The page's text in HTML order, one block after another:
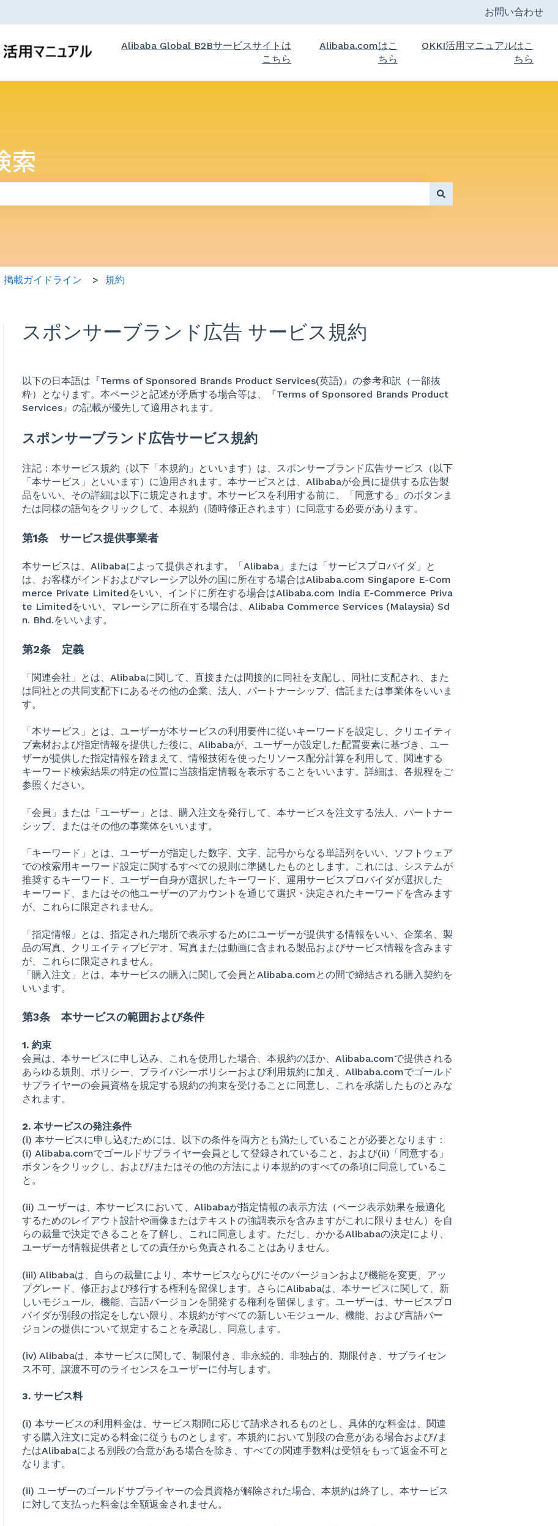
お問い合わせ
Alibaba Global B2Bサービスサイトは
こちら
Alibaba.comはこ
ちら
OKKI活用マニュアルはこ
ちら
索
掲載ガイドライン 規約
スポンサーブランド広告 サービス規約
以下の日本語は『Terms of Sponsored Brands Product Services(英語)』の参考和訳（一部抜
粋）となります。本ページと記述が矛盾する場合等は、『Terms of Sponsored Brands Product
Services』の記載が優先して適用されます。
スポンサーブランド広告サービス規約
注記：本サービス規約（以下「本規約」といいます）は、スポンサーブランド広告サービス（以下
「本サービス」といいます）に適用されます。本サービスとは、Alibabaが会員に提供する広告製
品をいい、その詳細は以下に規定されます。本サービスを利用する前に、「同意する」のボタンま
たは同様の語句をクリックして、本規約（随時修正されます）に同意する必要があります。
第1条 サービス提供事業者
本サービスは、Alibabaによって提供されます。「Alibaba」または「サービスプロバイダ」と
は、お客様がインドおよびマレーシア以外の国に所在する場合はAlibaba.com Singapore E-Com
merce Private Limitedをいい、インドに所在する場合はAlibaba.com India E-Commerce Priva
te Limitedをいい、マレーシアに所在する場合は、Alibaba Commerce Services (Malaysia) Sd
n. Bhd.をいいます。
第2条 定義
「関連会社」とは、Alibabaに関して、直接または間接的に同社を支配し、同社に支配され、また
は同社との共同支配下にあるその他の企業、法人、パートナーシップ、信託または事業体をいいま
す。
「本サービス」とは、ユーザーが本サービスの利用要件に従いキーワードを設定し、クリエイティ
ブ素材および指定情報を提供した後に、Alibabaが、ユーザーが設定した配置要素に基づき、ユー
ザーが提供した指定情報を踏まえて、情報技術を使ったリソース配分計算を利用して、関連する
キーワード検索結果の特定の位置に当該指定情報を表示することをいいます。詳細は、各規程をご
参照ください。
「会員」または「ユーザー」とは、購入注文を発行して、本サービスを注文する法人、パートナー
シップ、またはその他の事業体をいいます。
「キーワード」とは、ユーザーが指定した数字、文字、記号からなる単語列をいい、ソフトウェア
での検索用キーワード設定に関するすべての規則に準拠したものとします。これには、システムが
推奨するキーワード、ユーザー自身が選択したキーワード、運用サービスプロバイダが選択した
キーワード、またはその他ユーザーのアカウントを通じて選択・決定されたキーワードを含みます
が、これらに限定されません。
「指定情報」とは、指定された場所で表示するためにユーザーが提供する情報をいい、企業名、製
品の写真、クリエイティブビデオ、写真または動画に含まれる製品およびサービス情報を含みます
が、これらに限定されません。
「購入注文」とは、本サービスの購入に関して会員とAlibaba.comとの間で締結される購入契約を
いいます。
第3条 本サービスの範囲および条件
1. 約束
会員は、本サービスに申し込み、これを使用した場合、本規約のほか、Alibaba.comで提供される
あらゆる規則、ポリシー、プライバシーポリシーおよび利用規約に加え、Alibaba.comでゴールド
サプライヤーの会員資格を規定する規約の拘束を受けることに同意し、これを承諾したものとみな
されます。
2. 本サービスの発注条件
(i) 本サービスに申し込むためには、以下の条件を両方とも満たしていることが必要となります：
(i) Alibaba.comでゴールドサプライヤー会員として登録されていること、および(ii)「同意する」
ボタンをクリックし、および/またはその他の方法により本規約のすべての条項に同意しているこ
と。
(ii) ユーザーは、本サービスにおいて、Alibabaが指定情報の表示方法（ページ表示効果を最適化
するためのレイアウト設計や画像またはテキストの強調表示を含みますがこれに限りません）を自
らの裁量で決定できることを了解し、これに同意します。ただし、かかるAlibabaの決定により、
ユーザーが情報提供者としての責任から免責されることはありません。
(iii) Alibabaは、自らの裁量により、本サービスならびにそのバージョンおよび機能を変更、アッ
プグレード、修正および移行する権利を留保します。さらにAlibabaは、本サービスに関して、新
しいモジュール、機能、言語バージョンを開発する権利を留保します。ユーザーは、サービスプロ
バイダが別段の指定をしない限り、本規約がすべての新しいモジュール、機能、および言語バー
ジョンの提供について規定することを承認し、同意します。
(iv) Alibabaは、本サービスに関して、制限付き、非永続的、非独占的、期限付き、サブライセン
ス不可、譲渡不可のライセンスをユーザーに付与します。
3. サービス料
(i) 本サービスの利用料金は、サービス期間に応じて請求されるものとし、具体的な料金は、関連
する購入注文に定める料金に従うものとします。本規約において別段の合意がある場合および/ま
たはAlibabaによる別段の合意がある場合を除き、すべての関連手数料は受領をもって返金不可と
なります。
(ii) ユーザーのゴールドサプライヤーの会員資格が解除された場合、本規約は終了し、本サービス
に対して支払った料金は全額返金されません。